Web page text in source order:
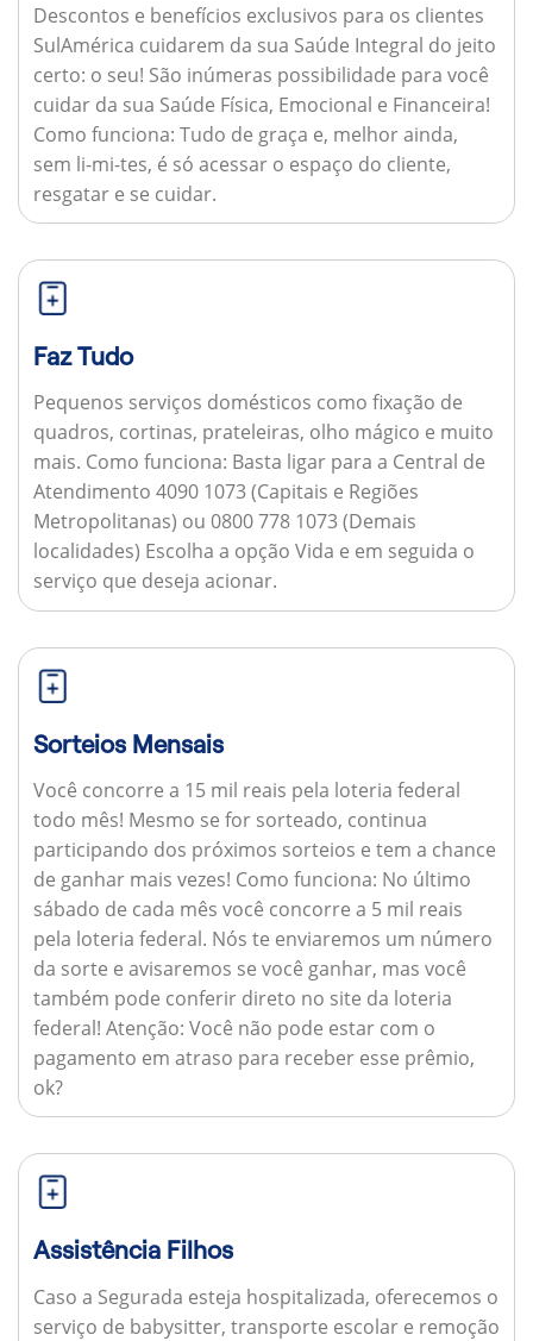
Descontos e benefícios exclusivos para os clientes
SulAmérica cuidarem da sua Saúde Integral do jeito
certo: o seu! São inúmeras possibilidade para você
cuidar da sua Saúde Física, Emocional e Financeira!
Como funciona: Tudo de graça e, melhor ainda,
sem li-mi-tes, é só acessar o espaço do cliente,
resgatar e se cuidar.
Faz Tudo
Pequenos serviços domésticos como fixação de
quadros, cortinas, prateleiras, olho mágico e muito
mais. Como funciona: Basta ligar para a Central de
Atendimento 4090 1073 (Capitais e Regiões
Metropolitanas) ou 0800 778 1073 (Demais
localidades) Escolha a opção Vida e em seguida o
serviço que deseja acionar.
Sorteios Mensais
Você concorre a 15 mil reais pela loteria federal
todo mês! Mesmo se for sorteado, continua
participando dos próximos sorteios e tem a chance
de ganhar mais vezes! Como funciona: No último
sábado de cada mês você concorre a 5 mil reais
pela loteria federal. Nós te enviaremos um número
da sorte e avisaremos se você ganhar, mas você
também pode conferir direto no site da loteria
federal! Atenção: Você não pode estar com o
pagamento em atraso para receber esse prêmio,
ok?
Assistência Filhos
Caso a Segurada esteja hospitalizada, oferecemos o
serviço de babysitter, transporte escolar e remoção